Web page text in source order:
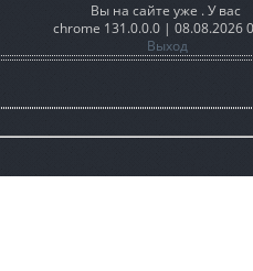
Вы на сайте уже . У вас
chrome 131.0.0.0 | 08.08.2026
Выход